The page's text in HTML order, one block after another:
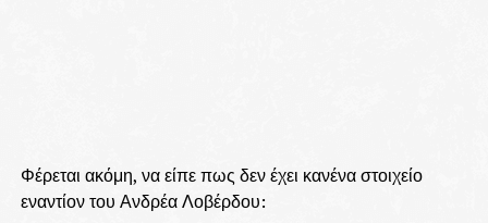
Φέρεται ακόμη, να είπε πως δεν έχει κανένα στοιχείο
εναντίον του Ανδρέα Λοβέρδου: